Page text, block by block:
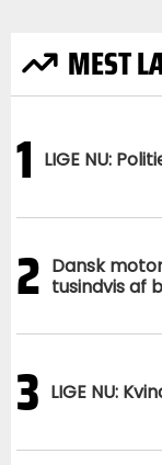
MEST
1 LIGE NU:
2 Dansk
tusindvis af
3 LIGE NU: